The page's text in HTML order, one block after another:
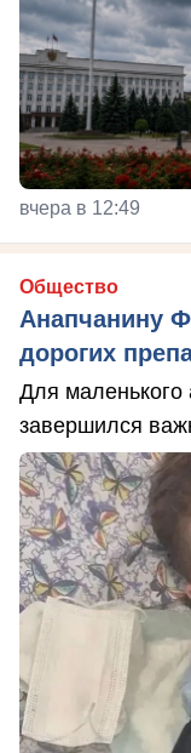
вчера в 12:49
Общество
Анапчанину
дорогих
Для
завершился